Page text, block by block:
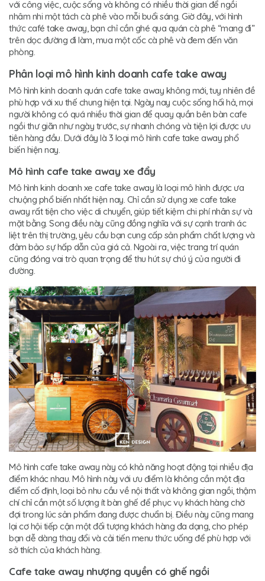
với công việc, cuộc sống và không có nhiều thời gian để ngồi
nhâm nhi một tách cà phê vào mỗi buổi sáng. Giờ đây, với hình
thức café take away, bạn chỉ cần ghé qua quán cà phê “mang đi”
trên dọc đường đi làm, mua một cốc cà phê và đem đến văn
phòng.
Phân loại mô hình kinh doanh cafe take away
Mô hình kinh doanh quán cafe take away không mới, tuy nhiên đề
phù hợp với xu thế chung hiện tại. Ngày nay cuộc sống hối hả, mọi
người không có quá nhiều thời gian để quay quần bên bàn cafe
ngồi thư giãn như ngày trước, sự nhanh chóng và tiện lợi được ưu
tiên hàng đầu. Dưới đây là 3 loại mô hình cafe take away phổ
biến hiện nay.
Mô hình cafe take away xe đẩy
Mô hình kinh doanh xe cafe take away là loại mô hình được ưa
chuộng phổ biến nhất hiện nay. Chỉ cần sử dụng xe cafe take
away rất tiện cho việc di chuyển, giúp tiết kiệm chi phí nhân sự và
mặt bằng. Song điều này cũng đồng nghĩa với sự cạnh tranh ác
liệt trên thị trường, yêu cầu bạn cung cấp sản phẩm chất lượng và
đảm bảo sự hấp dẫn của giá cả. Ngoài ra, việc trang trí quán
cũng đóng vai trò quan trọng để thu hút sự chú ý của người đi
đường.
Mô hình cafe take away này có khả năng hoạt động tại nhiều địa
điểm khác nhau. Mô hình này với ưu điểm là không cần một địa
điểm cố định, loại bỏ nhu cầu về nội thất và không gian ngồi, thậm
chí chỉ cần một số lượng ít bàn ghế để phục vụ khách hàng chờ
đợi trong lúc sản phẩm đang được chuẩn bị. Điều này cũng mang
lại cơ hội tiếp cận một đối tượng khách hàng đa dạng, cho phép
bạn dễ dàng thay đổi và cải tiến menu thức uống để phù hợp với
sở thích của khách hàng.
Cafe take away nhượng quyền có ghế ngồi